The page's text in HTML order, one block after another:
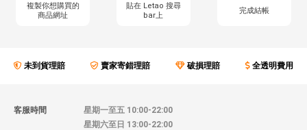
複製你想購買的
商品網址
貼在 Letao 搜尋
bar上
完成結帳
未到貨理賠 賣家寄錯理賠 破損理賠 全透明費用
客服時間
星期一至五 10:00-22:00
星期六至日 13:00-22:00